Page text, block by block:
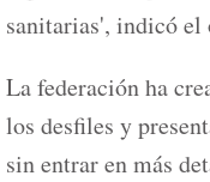
sanitarias', indicó el
La federación ha
los desfiles y
sin entrar en más